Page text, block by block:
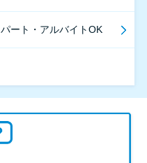
パート・アルバイトOK